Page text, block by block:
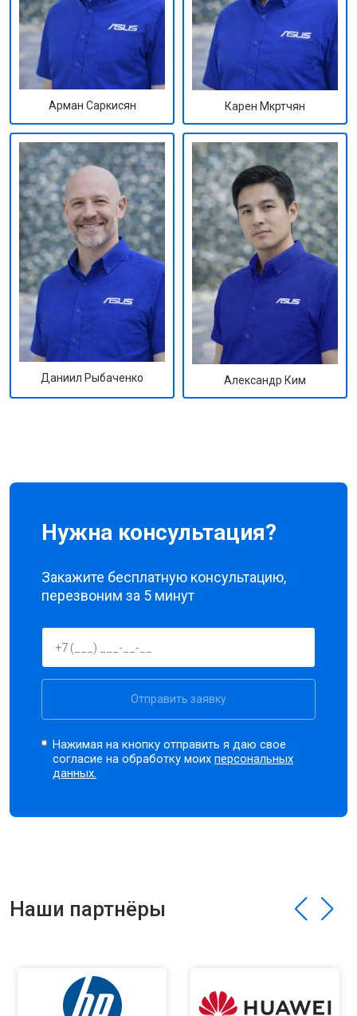
Арман Саркисян Карен Мкртчян
Даниил Рыбаченко Александр Ким
Нужна консультация?
Закажите бесплатную консультацию,
перезвоним за 5 минут
Отправить заявку
Нажимая на кнопку отправить я даю свое
согласие на обработку моихперсональных
данных.
Наши партнёры